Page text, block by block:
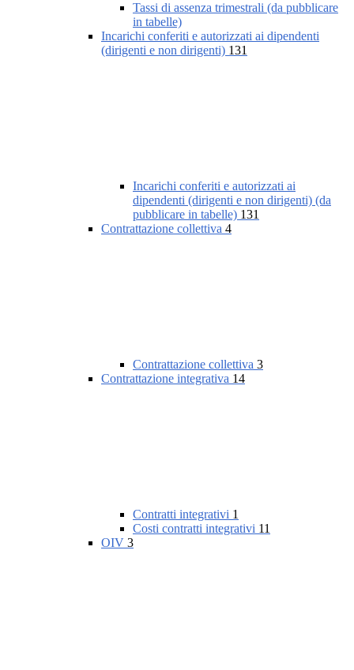
Tassi di assenza trimestrali (da pubblicare
in tabelle)
Incarichi conferiti e autorizzati ai dipendenti
(dirigenti e non dirigenti) 131
Incarichi conferiti e autorizzati ai
dipendenti (dirigenti e non dirigenti) (da
pubblicare in tabelle) 131
Contrattazione collettiva 4
Contrattazione collettiva 3
Contrattazione integrativa 14
Contratti integrativi 1
Costi contratti integrativi 11
OIV 3